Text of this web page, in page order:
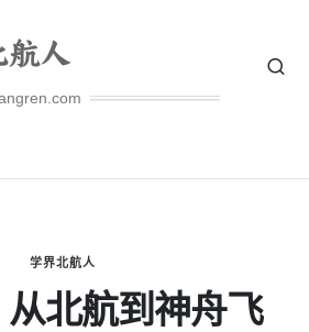
学界北航人
从北航到神舟飞